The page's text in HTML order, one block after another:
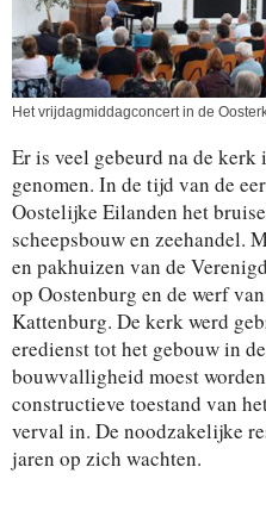
Het vrijdagmiddagconcert in de
Er is veel gebeurd na de
genomen. In de tijd van de
Oostelijke Eilanden het
scheepsbouw en zeehandel.
en pakhuizen van de
op Oostenburg en de werf
Kattenburg. De kerk werd
eredienst tot het gebouw in
bouwvalligheid moest
constructieve toestand van
verval in. De noodzakelijke
jaren op zich wachten.